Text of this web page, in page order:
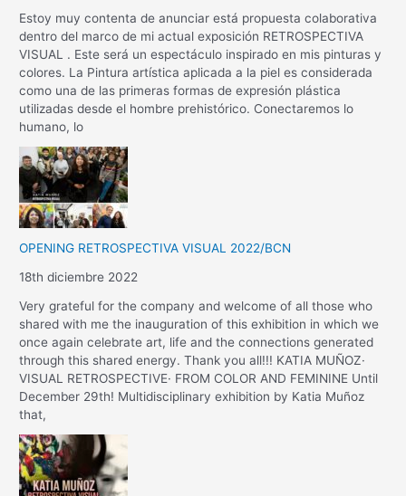
Estoy muy contenta de anunciar está propuesta colaborativa
dentro del marco de mi actual exposición RETROSPECTIVA
VISUAL . Este será un espectáculo inspirado en mis pinturas y
colores. La Pintura artística aplicada a la piel es considerada
como una de las primeras formas de expresión plástica
utilizadas desde el hombre prehistórico. Conectaremos lo
humano, lo
OPENING RETROSPECTIVA VISUAL 2022/BCN
18th diciembre 2022
Very grateful for the company and welcome of all those who
shared with me the inauguration of this exhibition in which we
once again celebrate art, life and the connections generated
through this shared energy. Thank you all!!! KATIA MUÑOZ·
VISUAL RETROSPECTIVE· FROM COLOR AND FEMININE Until
December 29th! Multidisciplinary exhibition by Katia Muñoz
that,